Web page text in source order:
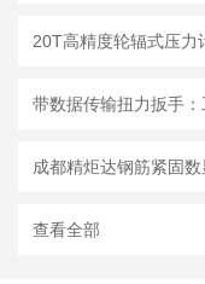
查看全部